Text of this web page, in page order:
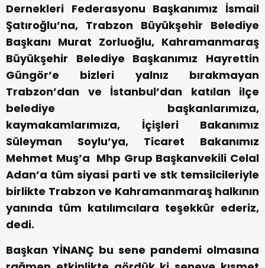
Dernekleri Federasyonu Başkanımız İsmail
Şatıroğlu’na, Trabzon Büyükşehir Belediye
Başkanı Murat Zorluoğlu, Kahramanmaraş
Büyükşehir Belediye Başkanımız Hayrettin
Güngör’e bizleri yalnız bırakmayan
Trabzon’dan ve İstanbul’dan katılan ilçe
belediye başkanlarımıza,
kaymakamlarımıza, İçişleri Bakanımız
Süleyman Soylu’ya, Ticaret Bakanımız
Mehmet Muş’a Mhp Grup Başkanvekili Celal
Adan’a tüm siyasi parti ve stk temsilcileriyle
birlikte Trabzon ve Kahramanmaraş halkının
yanında tüm katılımcılara teşekkür ederiz,
dedi.
Başkan YİNANÇ bu sene pandemi olmasına